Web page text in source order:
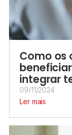
Como os
integrar
09/11/2024
Ler mais